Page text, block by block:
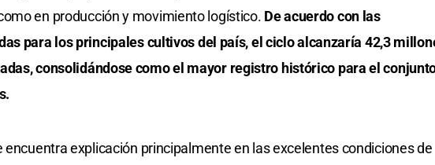
en producción y movimiento logístico. De acuerdo con las
para los principales cultivos del país, el ciclo alcanzaría 42,3
consolidándose como el mayor registro histórico para el
encuentra explicación principalmente en las excelentes condiciones de